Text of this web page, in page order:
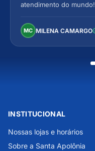
atendimento do mundo!
MC MILENA CAMARGO
INSTITUCIONAL
Nossas lojas e horários
Sobre a Santa Apolônia